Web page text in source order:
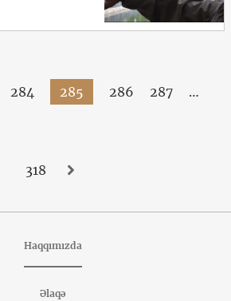
284 285 286 287 …
318
Haqqımızda
Əlaqə